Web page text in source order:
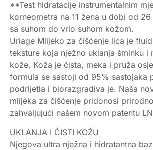
**Test hidratacije instrumentalnim
korneometra na 11 žena u dobi od
sa suhom do vrlo suhom kožom.
Uriage Mlijeko za čišćenje lica je
teksture koja nježno uklanja šminku i
kože. Koža je čista, meka i pruža
formula se sastoji od 95% sastojaka
podrijetla i biorazgradiva je. Naša
mlijeka za čišćenje pridonosi
zahvaljujući našem novom patentu
UKLANJA I ČISTI KOŽU
Njegova ultra nježna i hidratantna